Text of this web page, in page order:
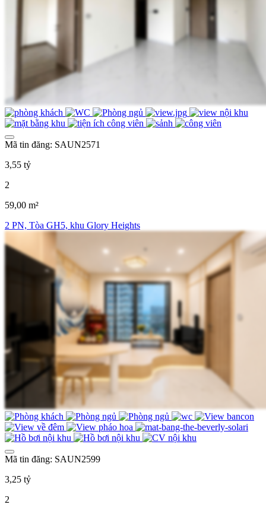
Mã tin đăng: SAUN2571
3,55 tỷ
2
59,00 m²
2 PN, Tòa GH5, khu Glory Heights
Mã tin đăng: SAUN2599
3,25 tỷ
2